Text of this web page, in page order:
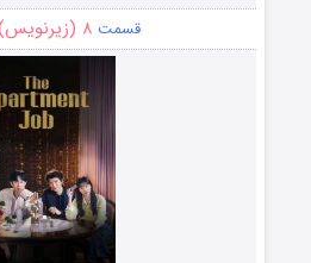
قسمت ۸ (زیرنویس)